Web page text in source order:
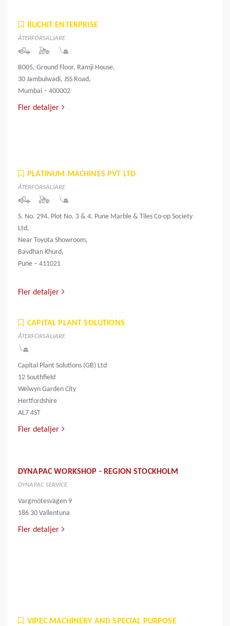
RUCHIT ENTERPRISE
ÅTERFÖRSÄLJARE
B005, Ground Floor, Ramji House,
30 Jambulwadi, JSS Road,
Mumbai – 400002
Fler detaljer
PLATINUM MACHINES PVT LTD
ÅTERFÖRSÄLJARE
S. No. 294, Plot No. 3 & 4, Pune Marble & Tiles Co-op Society
Ltd,
Near Toyota Showroom,
Bavdhan Khurd,
Pune – 411021
Fler detaljer
CAPITAL PLANT SOLUTIONS
ÅTERFÖRSÄLJARE
Capital Plant Solutions (GB) Ltd
12 Southfield
Welwyn Garden City
Hertfordshire
AL7 4ST
Fler detaljer
DYNAPAC WORKSHOP - REGION STOCKHOLM
DYNAPAC SERVICE
Vargmötesvägen 9
186 30 Vallentuna
Fler detaljer
VIPEC MACHINERY AND SPECIAL PURPOSE